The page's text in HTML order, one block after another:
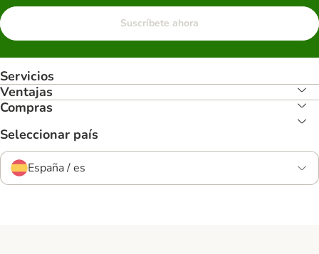
Suscríbete ahora
Servicios
Ventajas
Compras
Seleccionar país
España / es